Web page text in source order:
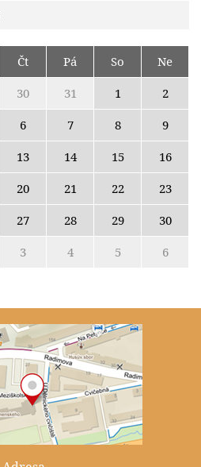
Čt Pá So
Ne
30 31 1
2
6 7 8
9
13 14 15
16
20 21 22
23
27 28 29
30
3 4 5 6